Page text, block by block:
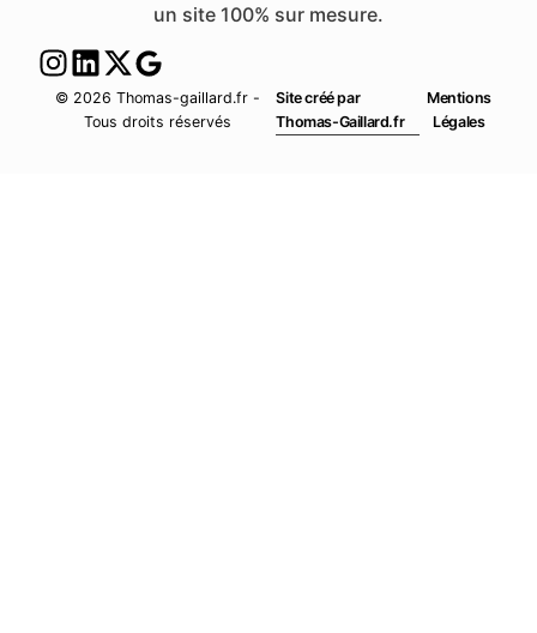
un site 100% sur mesure.
© 2026 Thomas-gaillard.fr -
Tous droits réservés
Site créé par
Thomas-Gaillard.fr
Mentions
Légales